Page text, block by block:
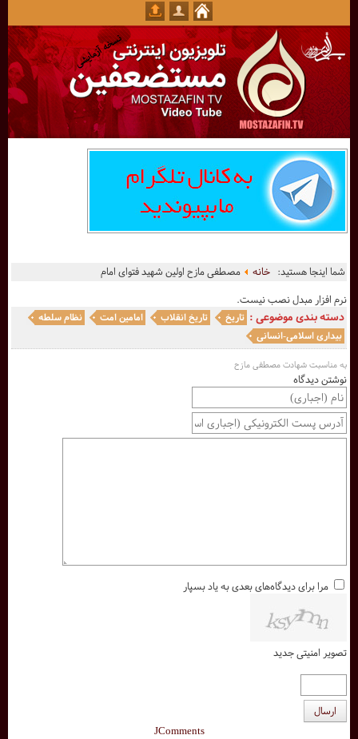
شما اینجا هستید:خانه
مصطفی مازح اولین شهید فتوای امام
نرم افزار مبدل نصب نیست.
دسته بندی موضوعی : تاریخ تاریخ انقلاب امامین امت
نظام سلطه
بیداری اسلامی-انسانی
به مناسبت شهادت مصطفی مازح
نوشتن دیدگاه
مرا برای دیدگاه‌های بعدی به یاد بسپار
تصویر امنیتی جدید
ارسال
JComments